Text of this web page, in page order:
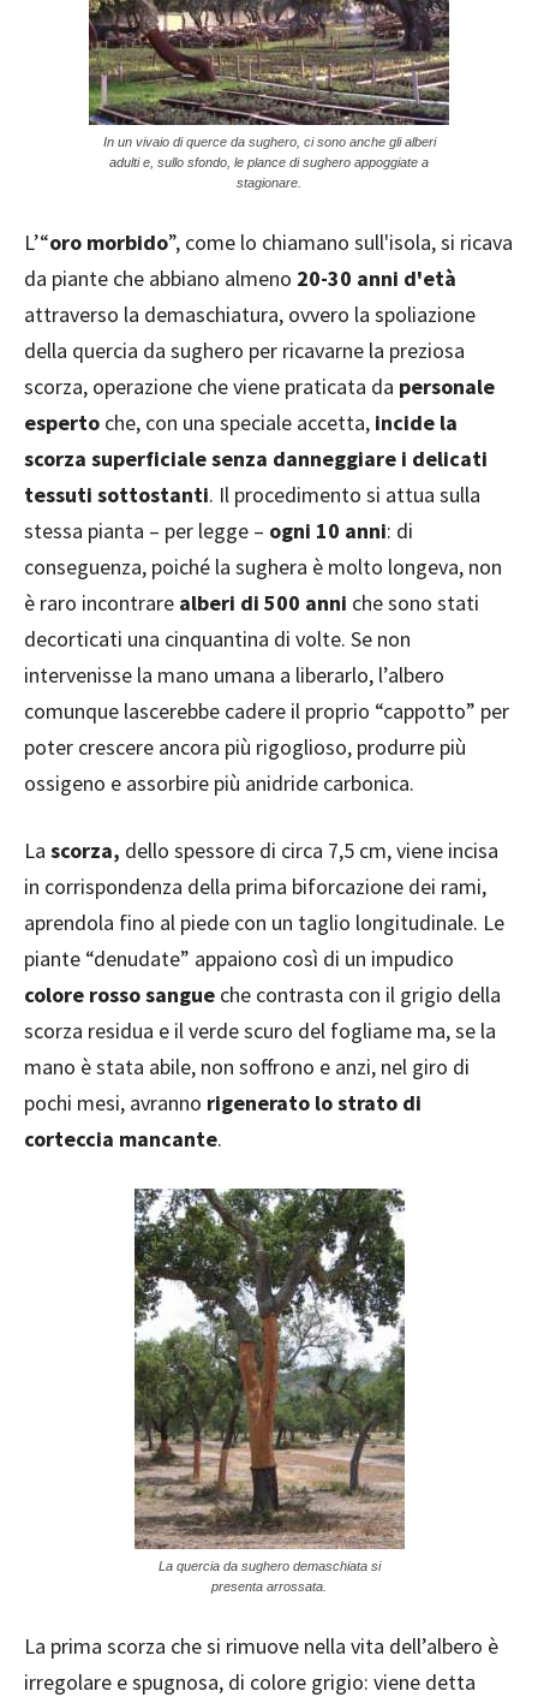
In un vivaio di querce da sughero, ci sono anche gli alberi
adulti e, sullo sfondo, le plance di sughero appoggiate a
stagionare.
L’“oro morbido”, come lo chiamano sull'isola, si ricava
da piante che abbiano almeno 20-30 anni d'età
attraverso la demaschiatura, ovvero la spoliazione
della quercia da sughero per ricavarne la preziosa
scorza, operazione che viene praticata da personale
esperto che, con una speciale accetta, incide la
scorza superficiale senza danneggiare i delicati
tessuti sottostanti. Il procedimento si attua sulla
stessa pianta – per legge – ogni 10 anni: di
conseguenza, poiché la sughera è molto longeva, non
è raro incontrare alberi di 500 anni che sono stati
decorticati una cinquantina di volte. Se non
intervenisse la mano umana a liberarlo, l’albero
comunque lascerebbe cadere il proprio “cappotto” per
poter crescere ancora più rigoglioso, produrre più
ossigeno e assorbire più anidride carbonica.
La scorza, dello spessore di circa 7,5 cm, viene incisa
in corrispondenza della prima biforcazione dei rami,
aprendola fino al piede con un taglio longitudinale. Le
piante “denudate” appaiono così di un impudico
colore rosso sangue che contrasta con il grigio della
scorza residua e il verde scuro del fogliame ma, se la
mano è stata abile, non soffrono e anzi, nel giro di
pochi mesi, avranno rigenerato lo strato di
corteccia mancante.
La quercia da sughero demaschiata si
presenta arrossata.
La prima scorza che si rimuove nella vita dell’albero è
irregolare e spugnosa, di colore grigio: viene detta